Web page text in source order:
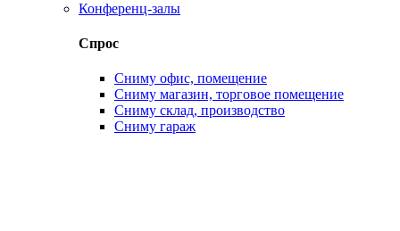
Конференц-залы
Спрос
Сниму офис, помещение
Сниму магазин, торговое помещение
Сниму склад, производство
Сниму гараж